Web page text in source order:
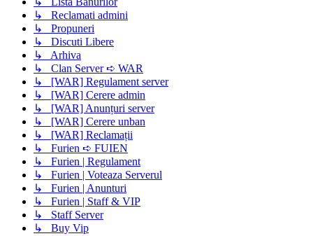
↳ Reclamati admini
↳ Propuneri
↳ Discuti Libere
↳ Arhiva
↳ Clan Server ➪ WAR
↳ [WAR] Regulament server
↳ [WAR] Cerere admin
↳ [WAR] Anunțuri server
↳ [WAR] Cerere unban
↳ [WAR] Reclamații
↳ Furien ➪ FUIEN
↳ Furien | Regulament
↳ Furien | Voteaza Serverul
↳ Furien | Anunturi
↳ Furien | Staff & VIP
↳ Staff Server
↳ Buy Vip